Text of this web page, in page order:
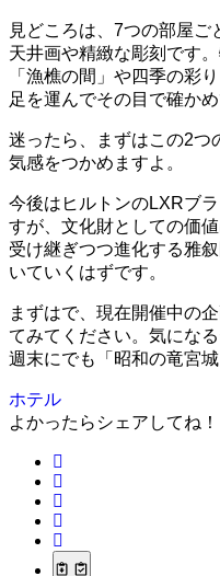
見どころは、7つの部屋
天井画や精緻な彫刻です
「漁樵の間」や四季の彩
足を運んでその目で確か
迷ったら、まずはこの2つ
気感をつかめますよ。
今後はヒルトンのLXRブ
すが、文化財としての価
受け継ぎつつ進化する雅
いていくはずです。
まずはで、現在開催中の
てみてください。気にな
週末にでも「昭和の竜宮
ホテル
よかったらシェアしてね！